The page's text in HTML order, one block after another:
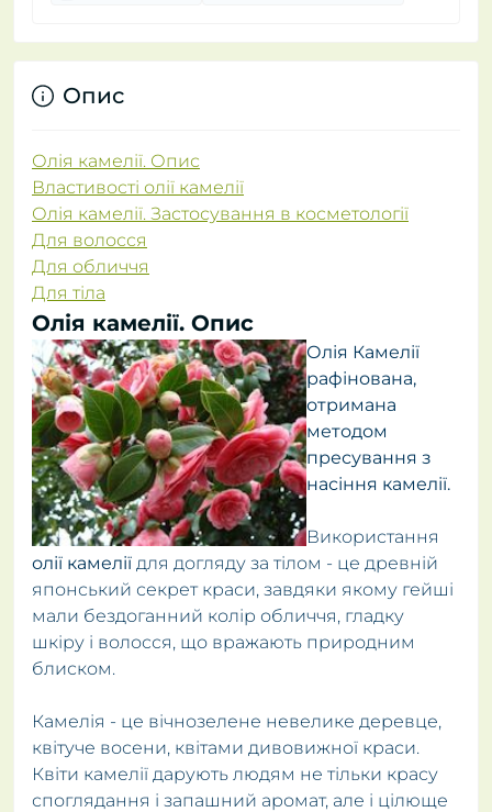
Опис
Олія камелії. Опис
Властивості олії камелії
Олія камелії. Застосування в косметології
Для волосся
Для обличчя
Для тіла
Олія камелії. Опис
Олія Камелії
рафінована,
отримана
методом
пресування з
насіння камелії.
Використання
олії камелії для догляду за тілом - це древній
японський секрет краси, завдяки якому гейші
мали бездоганний колір обличчя, гладку
шкіру і волосся, що вражають природним
блиском.
Камелія - це вічнозелене невелике деревце,
квітуче восени, квітами дивовижної краси.
Квіти камелії дарують людям не тільки красу
споглядання і запашний аромат, але і цілюще